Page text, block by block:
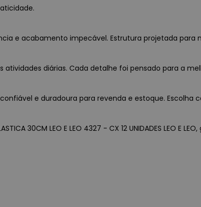
e acabamento impecável. Estrutura projetada para
diárias. Cada detalhe foi pensado para a
e duradoura para revenda e estoque. Escolha
30CM LEO E LEO 4327 - CX 12 UNIDADES LEO